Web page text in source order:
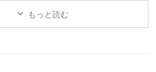
もっと読む